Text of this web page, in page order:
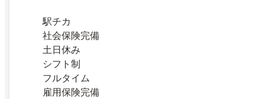
駅チカ
社会保険完備
土日休み
シフト制
フルタイム
雇用保険完備